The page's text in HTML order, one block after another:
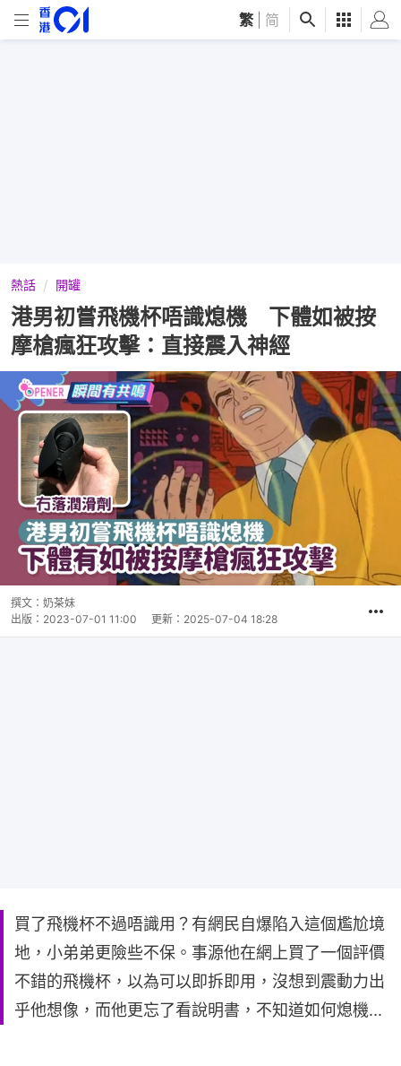
繁 简
熱話 開罐
港男初嘗飛機杯唔識熄機 下體如被按
摩槍瘋狂攻擊：直接震入神經
撰文： 奶茶妹
出版： 2023-07-01 11:00 更新： 2025-07-04 18:28
買了飛機杯不過唔識用？有網民自爆陷入這個尷尬境
地，小弟弟更險些不保。事源他在網上買了一個評價
不錯的飛機杯，以為可以即拆即用，沒想到震動力出
乎他想像，而他更忘了看說明書，不知道如何熄機...